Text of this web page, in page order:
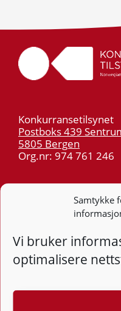
Samtykke
Vi bruker
optimalisere
Konkurransetilsynet
Postboks 439
5805 Bergen
Org.nr: 974 761 246
post@kt.no